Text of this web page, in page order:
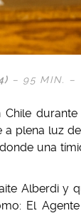
– 95 MIN. –
a plena luz
una
Alberdi y
El